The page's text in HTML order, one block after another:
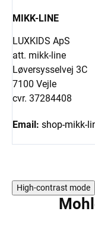
MIKK-LINE
LUXKIDS ApS
att. mikk-line
Løversysselvej 3C
7100 Vejle
cvr. 37284408
Email: shop-mikk-
High-contrast mode